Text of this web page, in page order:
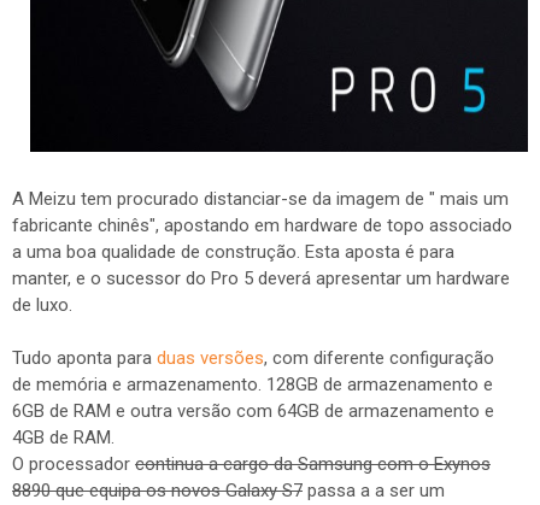
A Meizu tem procurado distanciar-se da imagem de " mais um
fabricante chinês", apostando em hardware de topo associado
a uma boa qualidade de construção. Esta aposta é para
manter, e o sucessor do Pro 5 deverá apresentar um hardware
de luxo.
Tudo aponta para duas versões, com diferente configuração
de memória e armazenamento. 128GB de armazenamento e
6GB de RAM e outra versão com 64GB de armazenamento e
4GB de RAM.
O processador continua a cargo da Samsung com o Exynos
8890 que equipa os novos Galaxy S7 passa a a ser um